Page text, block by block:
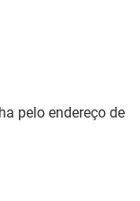
pelo endereço de